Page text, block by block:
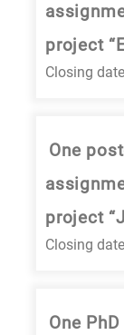
project
Closing
One
project
Closing
One